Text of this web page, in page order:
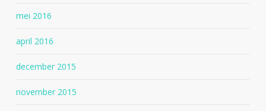
mei 2016
april 2016
december 2015
november 2015